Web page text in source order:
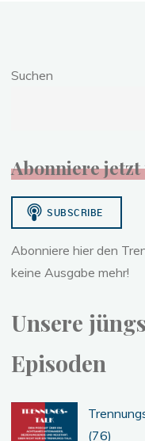
Suchen
Abonniere jetzt
Abonniere hier den
keine Ausgabe mehr!
Unsere
Episoden
(76)